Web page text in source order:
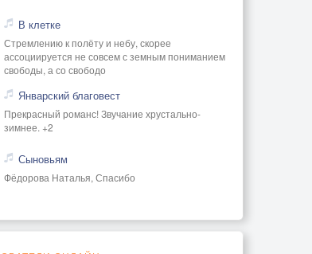
В клетке
Стремлению к полёту и небу, скорее
ассоциируется не совсем с земным пониманием
свободы, а со свободо
Январский благовест
Прекрасный романс! Звучание хрустально-
зимнее. +2
Сыновьям
Фёдорова Наталья, Спасибо